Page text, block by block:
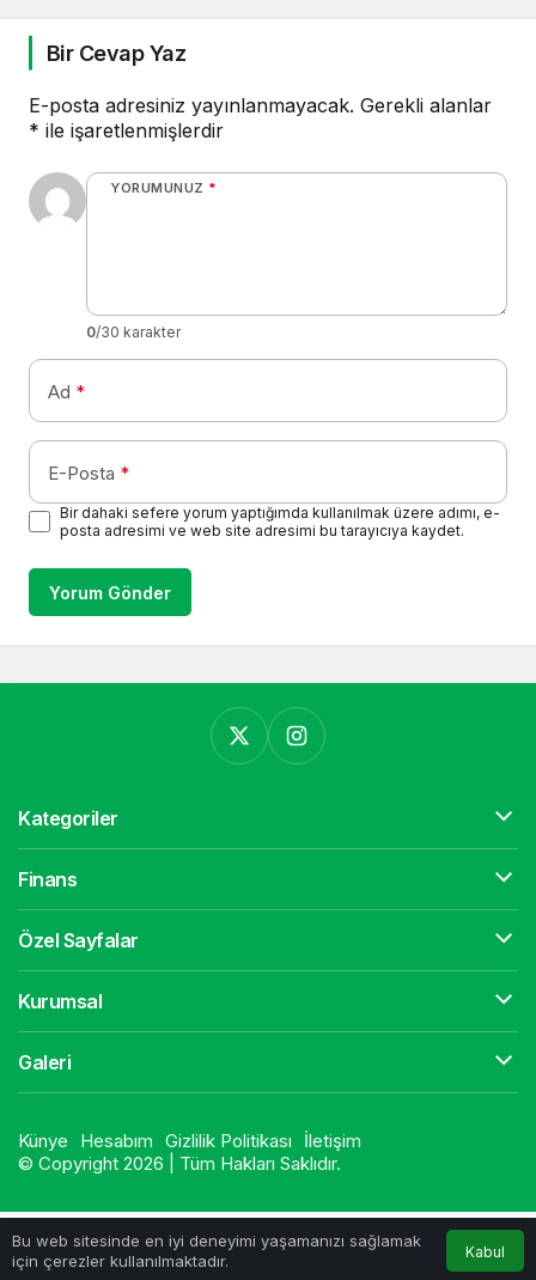
Bir Cevap Yaz
E-posta adresiniz yayınlanmayacak. Gerekli alanlar
* ile işaretlenmişlerdir
YORUMUNUZ *
0/30 karakter
Ad *
E-Posta *
Bir dahaki sefere yorum yaptığımda kullanılmak üzere adımı, e-
posta adresimi ve web site adresimi bu tarayıcıya kaydet.
Yorum Gönder
Bu web sitesinde en iyi deneyimi yaşamanızı sağlamak
için çerezler kullanılmaktadır.
Kabul
Anasayfa İletişim Instagram
Kategoriler
Finans
Özel Sayfalar
Kurumsal
Galeri
Künye Hesabım Gizlilik Politikası
İletişim
© Copyright 2026 | Tüm Hakları Saklıdır.